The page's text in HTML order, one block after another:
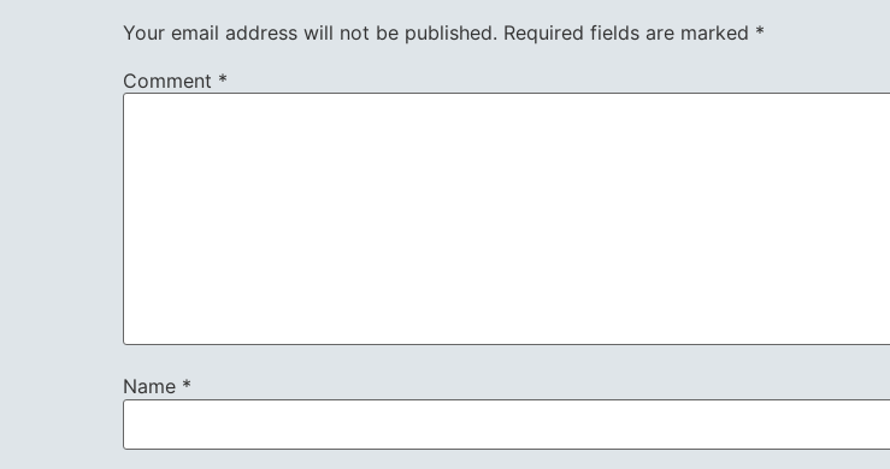
Your email address will not be published. Required fields are marked *
Comment *
Name *